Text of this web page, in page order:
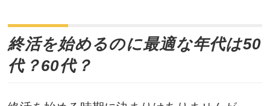
終活を始めるのに最適な年代は50
代？60代？